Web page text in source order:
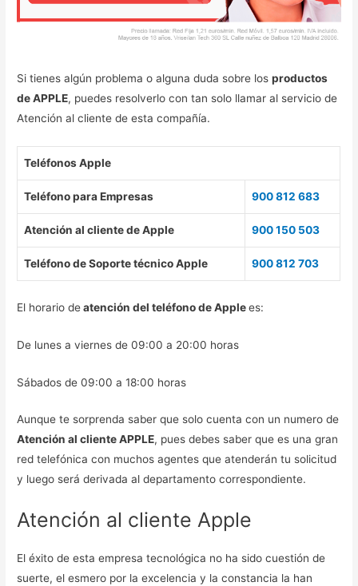
Si tienes algún problema o alguna duda sobre losproductos
de APPLE, puedes resolverlo con tan solo llamar al servicio de
Atención al cliente de esta compañía.
Teléfonos Apple
Teléfono para Empresas 900 812 683
Atención al cliente de Apple 900 150 503
Teléfono de Soporte técnico Apple 900 812 703
El horario deatención del teléfono de Applees:
De lunes a viernes de 09:00 a 20:00 horas
Sábados de 09:00 a 18:00 horas
Aunque te sorprenda saber que solo cuenta con un numero de
Atención al cliente APPLE, pues debes saber que es una gran
red telefónica con muchos agentes que atenderán tu solicitud
y luego será derivada al departamento correspondiente.
Atención al cliente Apple
El éxito de esta empresa tecnológica no ha sido cuestión de
suerte, el esmero por la excelencia y la constancia la han